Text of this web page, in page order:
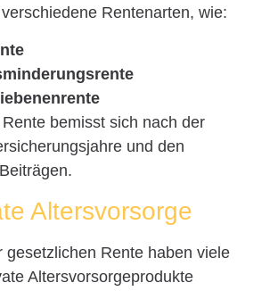
Rentenarten, wie:
bemisst sich nach der
und den
Altersvorsorge
gesetzlichen Rente haben viele
Altersvorsorgeprodukte